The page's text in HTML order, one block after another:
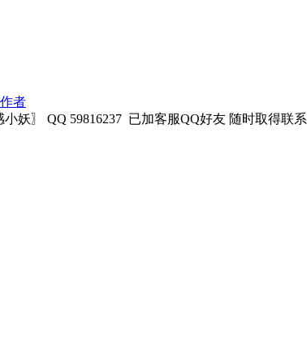
者
〗 QQ 59816237 已加客服QQ好友 随时取得联系